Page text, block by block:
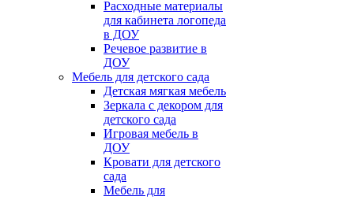
Расходные материалы
для кабинета логопеда
в ДОУ
Речевое развитие в
ДОУ
Мебель для детского сада
Детская мягкая мебель
Зеркала с декором для
детского сада
Игровая мебель в
ДОУ
Кровати для детского
сада
Мебель для